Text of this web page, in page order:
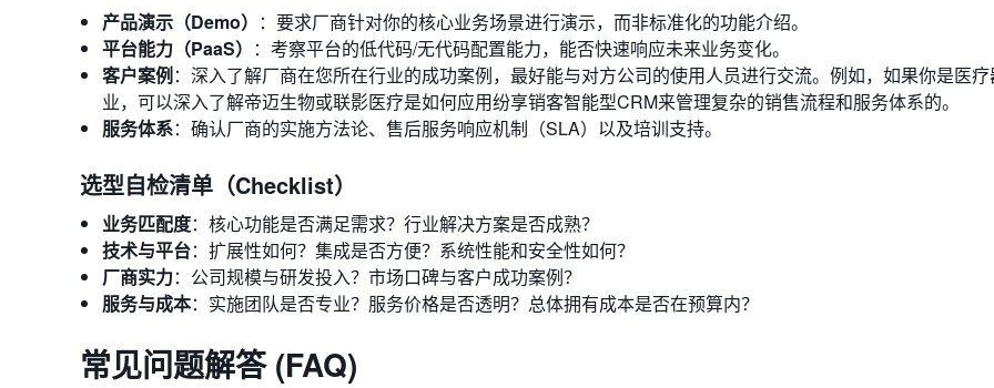
产品演示（Demo） ：要求厂商针对你的核心业务场景进行演示，而非标准化的功能介绍。
平台能力（PaaS） ：考察平台的低代码/无代码配置能力，能否快速响应未来业务变化。
客户案例：深入了解厂商在您所在行业的成功案例，最好能与对方公司的使用人员进行交流。例如，如果你是医
业，可以深入了解帝迈生物或联影医疗是如何应用纷享销客智能型CRM来管理复杂的销售流程和服务体系的。
服务体系：确认厂商的实施方法论、售后服务响应机制（SLA）以及培训支持。
选型自检清单（Checklist）
业务匹配度：核心功能是否满足需求？行业解决方案是否成熟？
技术与平台：扩展性如何？集成是否方便？系统性能和安全性如何？
厂商实力：公司规模与研发投入？市场口碑与客户成功案例？
服务与成本：实施团队是否专业？服务价格是否透明？总体拥有成本是否在预算内？
常见问题解答 (FAQ)